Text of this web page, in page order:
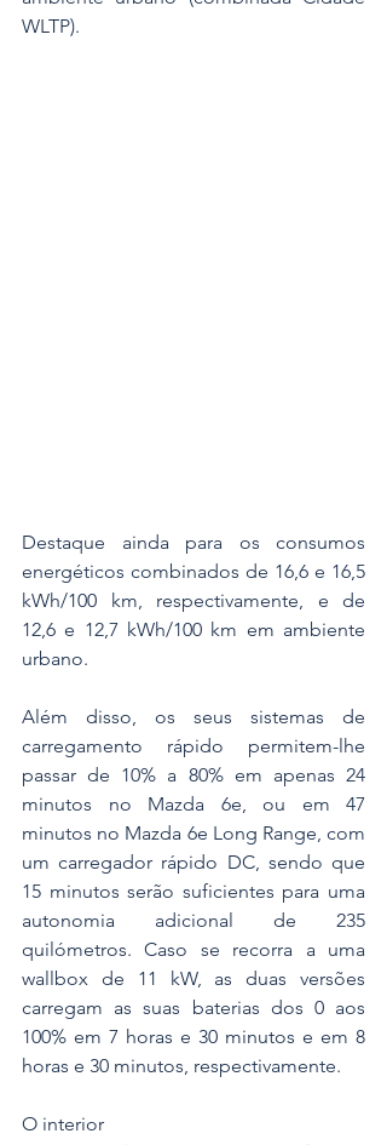
WLTP).
Destaque ainda para os consumos
energéticos combinados de 16,6 e 16,5
kWh/100 km, respectivamente, e de
12,6 e 12,7 kWh/100 km em ambiente
urbano.
Além disso, os seus sistemas de
carregamento rápido permitem-lhe
passar de 10% a 80% em apenas 24
minutos no Mazda 6e, ou em 47
minutos no Mazda 6e Long Range, com
um carregador rápido DC, sendo que
15 minutos serão suficientes para uma
autonomia adicional de 235
quilómetros. Caso se recorra a uma
wallbox de 11 kW, as duas versões
carregam as suas baterias dos 0 aos
100% em 7 horas e 30 minutos e em 8
horas e 30 minutos, respectivamente.
O interior